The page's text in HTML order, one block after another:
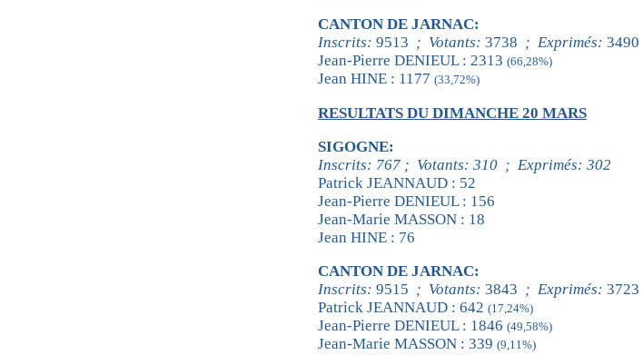
CANTON DE JARNAC:
Inscrits: 9513 ; Votants: 3738 ; Exprimés: 3490
Jean-Pierre DENIEUL : 2313 (66,28%)
Jean HINE : 1177 (33,72%)
RESULTATS DU DIMANCHE 20 MARS
SIGOGNE:
Inscrits: 767 ; Votants: 310 ; Exprimés: 302
Patrick JEANNAUD : 52
Jean-Pierre DENIEUL : 156
Jean-Marie MASSON : 18
Jean HINE : 76
CANTON DE JARNAC:
Inscrits: 9515 ; Votants: 3843 ; Exprimés: 3723
Patrick JEANNAUD : 642 (17,24%)
Jean-Pierre DENIEUL : 1846 (49,58%)
Jean-Marie MASSON : 339 (9,11%)